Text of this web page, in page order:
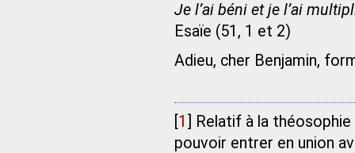
Je l’ai béni et je l’ai
Esaïe (51, 1 et 2)
Adieu, cher Benjamin,
1
Relatif à la
pouvoir entrer en union